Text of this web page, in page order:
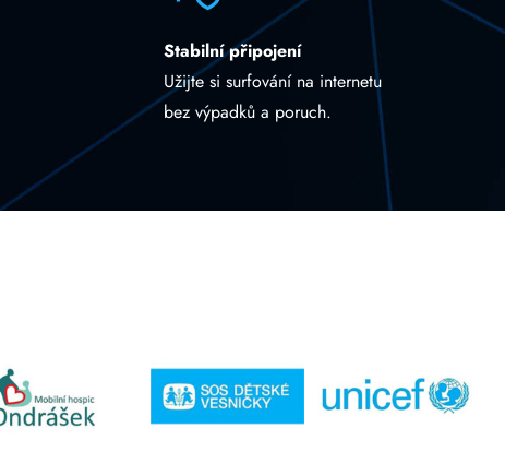
Stabilní připojení
Užijte si surfování na internetu
bez výpadků a poruch.